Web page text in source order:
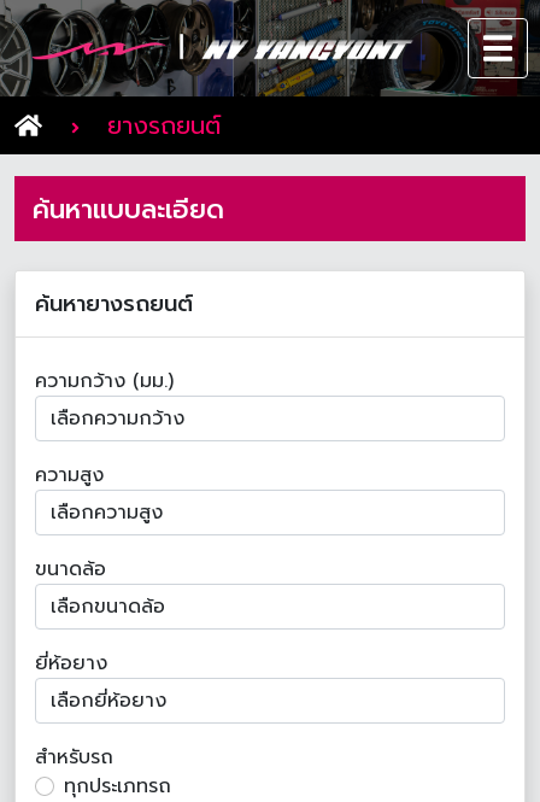
ยางรถยนต์
ค้นหาแบบละเอียด
ค้นหายางรถยนต์
ความกว้าง (มม.)
ความสูง
ขนาดล้อ
ยี่ห้อยาง
สำหรับรถ
ทุกประเภทรถ